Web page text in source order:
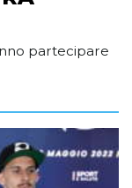
partecipare